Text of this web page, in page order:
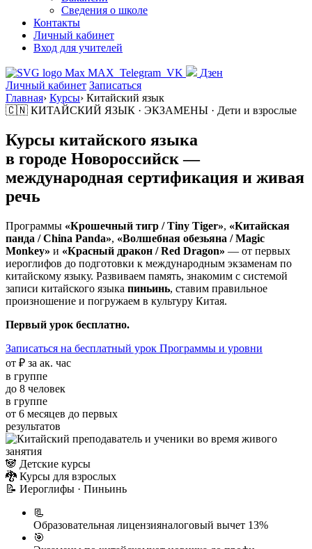
Сведения о школе
Контакты
Личный кабинет
Вход для учителей
MAX Telegram VK
Дзен
Личный кабинет Записаться
Главная› Курсы› Китайский язык
🇨🇳 КИТАЙСКИЙ ЯЗЫК · ЭКЗАМЕНЫ · Дети и взрослые
Курсы китайского языка
в городе Новороссийск—
международная сертификация и живая
речь
Программы «Крошечный тигр / Tiny Tiger», «Китайская
панда / China Panda», «Волшебная обезьяна / Magic
Monkey» и «Красный дракон / Red Dragon» — от первых
иероглифов до подготовки к международным экзаменам по
китайскому языку. Развиваем память, знакомим с системой
записи китайского языка пиньинь, ставим правильное
произношение и погружаем в культуру Китая.
Первый урок бесплатно.
Записаться на бесплатный урок Программы и уровни
от ₽ за ак. час
в группе
до 8 человек
в группе
от 6 месяцев до первых
результатов
🐼 Детские курсы
🐉 Курсы для взрослых
📝 Иероглифы · Пиньинь
📃
Образовательная лицензияналоговый вычет 13%
🎯